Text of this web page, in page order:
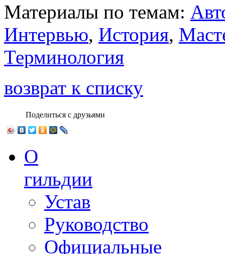
Материалы по темам:
Интервью, История,
Терминология
возврат к списку
Поделиться с друзьями
О
гильдии
Устав
Руководство
Официальные